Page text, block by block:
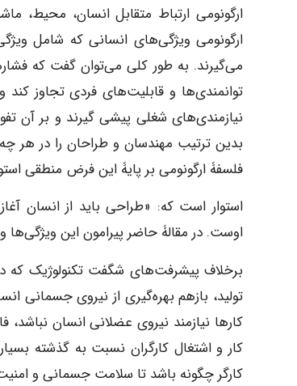
ارگونومی ارتباط متقابل انسان، محیط،
ارگونومی ویژگی‌های انسانی که شامل
می‌گیرند. به طور کلی می‌توان گفت که
توانمندی‌ها و قابلیت‌های فردی تجاوز کند
نیازمندی‌های شغلی پیشی گیرند و بر آن
بدین ترتیب مهندسان و طراحان را در هر
فلسفۀ ارگونومی بر پایۀ این فرض منطقی
استوار است که: «طراحی باید از انسان
اوست. در مقالۀ حاضر پیرامون این
برخلاف پیشرفت‌های شگفت تکنولوژیک که
تولید، بازهم بهره‌گیری از نیروی جسمانی
کارها نیازمند نیروی عضلانی انسان
کار و اشتغال کارگران نسبت به گذشته
کارگر چگونه باشد تا سلامت جسمانی و